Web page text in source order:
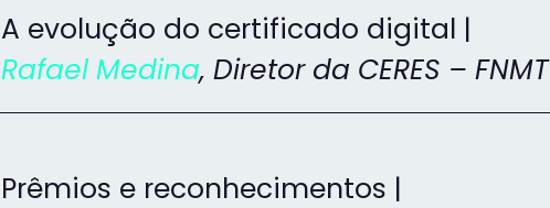
A evolução do certificado digital |
Rafael Medina, Diretor da CERES – FNMT
Prêmios e reconhecimentos |